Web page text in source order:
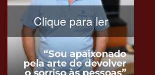
Clique para ler